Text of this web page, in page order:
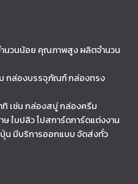
ำนวนน้อย คุณภาพสูง ผลิตจำนวน
กล่องบรรจุภัณฑ์ กล่องทรง
ทิ เช่น กล่องสบู่ กล่องครีม
ใบปลิว โปสการ์ดการ์ดแต่งงาน
น มีบริการออกแบบ จัดส่งทั่ว